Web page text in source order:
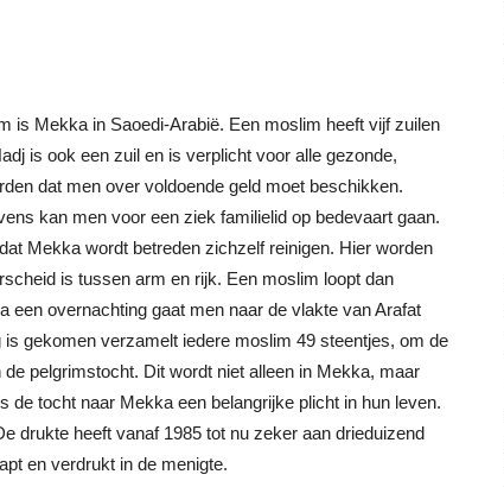
is Mekka in Saoedi-Arabië. Een moslim heeft vijf zuilen
is ook een zuil en is verplicht voor alle gezonde,
dat men over voldoende geld moet beschikken.
kan men voor een ziek familielid op bedevaart gaan.
Mekka wordt betreden zichzelf reinigen. Hier worden
is tussen arm en rijk. Een moslim loopt dan
een overnachting gaat men naar de vlakte van Arafat
gekomen verzamelt iedere moslim 49 steentjes, om de
pelgrimstocht. Dit wordt niet alleen in Mekka, maar
tocht naar Mekka een belangrijke plicht in hun leven.
drukte heeft vanaf 1985 tot nu zeker aan drieduizend
en verdrukt in de menigte.